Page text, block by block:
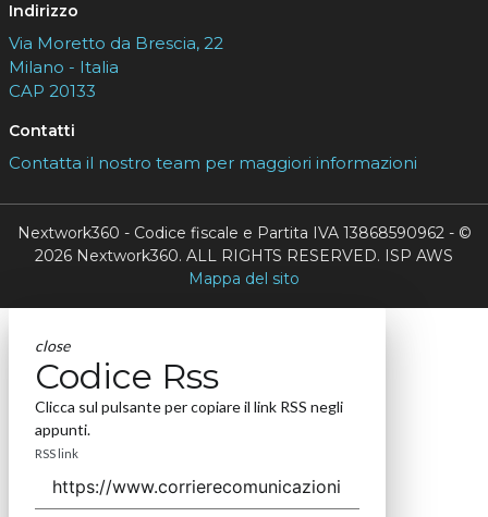
Indirizzo
Via Moretto da Brescia, 22
Milano - Italia
CAP 20133
Contatti
Contatta il nostro team per maggiori informazioni
Nextwork360 - Codice fiscale e Partita IVA 13868590962 - ©
2026 Nextwork360. ALL RIGHTS RESERVED. ISP AWS
Mappa del sito
close
Codice Rss
Clicca sul pulsante per copiare il link RSS negli
appunti.
RSS link